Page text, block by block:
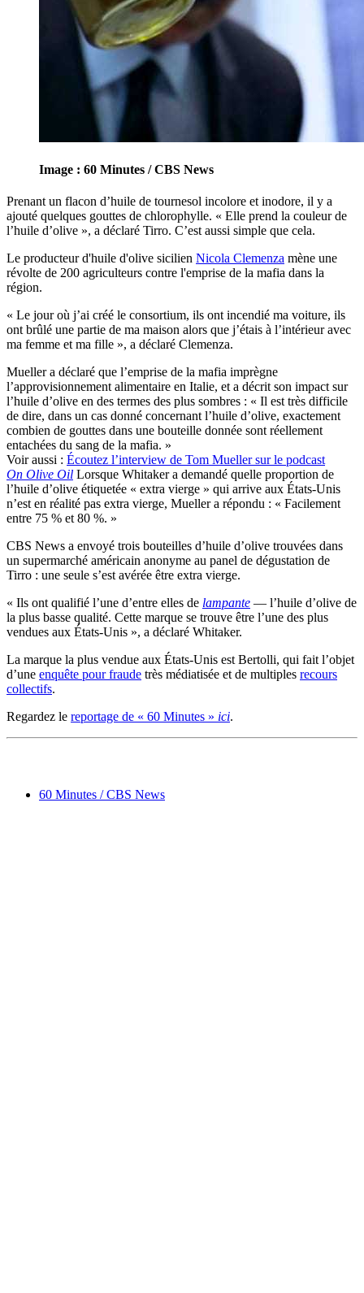
Image : 60 Minutes / CBS News
Prenant un flacon d’huile de tournesol incolore et inodore, il y a
ajouté quelques gouttes de chlorophylle. « Elle prend la couleur de
l’huile d’olive », a déclaré Tirro. C’est aussi simple que cela.
Le producteur d'huile d'olive sicilien Nicola Clemenza mène une
révolte de 200 agriculteurs contre l'emprise de la mafia dans la
région.
« Le jour où j’ai créé le consortium, ils ont incendié ma voiture, ils
ont brûlé une partie de ma maison alors que j’étais à l’intérieur avec
ma femme et ma fille », a déclaré Clemenza.
Mueller a déclaré que l’emprise de la mafia imprègne
l’approvisionnement alimentaire en Italie, et a décrit son impact sur
l’huile d’olive en des termes des plus sombres : « Il est très difficile
de dire, dans un cas donné concernant l’huile d’olive, exactement
combien de gouttes dans une bouteille donnée sont réellement
entachées du sang de la mafia. »
Voir aussi : Écoutez l’interview de Tom Mueller sur le podcast
On Olive Oil Lorsque Whitaker a demandé quelle proportion de
l’huile d’olive étiquetée « extra vierge » qui arrive aux États-Unis
n’est en réalité pas extra vierge, Mueller a répondu : « Facilement
entre 75 % et 80 %. »
CBS News a envoyé trois bouteilles d’huile d’olive trouvées dans
un supermarché américain anonyme au panel de dégustation de
Tirro : une seule s’est avérée être extra vierge.
« Ils ont qualifié l’une d’entre elles de lampante — l’huile d’olive de
la plus basse qualité. Cette marque se trouve être l’une des plus
vendues aux États-Unis », a déclaré Whitaker.
La marque la plus vendue aux États-Unis est Bertolli, qui fait l’objet
d’une enquête pour fraude très médiatisée et de multiples recours
collectifs.
Regardez le reportage de « 60 Minutes » ici.
60 Minutes / CBS News